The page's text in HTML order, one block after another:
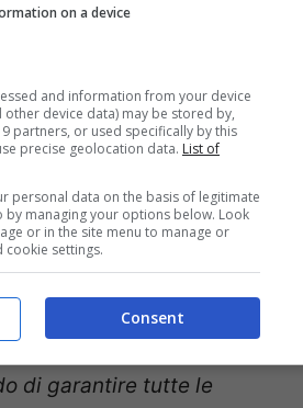
delle banche?
potremo limitarci
È in corso un
di garantire tutte le
on a device
and information from your device
device data) may be stored by,
partners, or used specifically by this
precise geolocation data. List of
personal data on the basis of legitimate
by managing your options below. Look
or in the site menu to manage or
cookie settings.
Consent